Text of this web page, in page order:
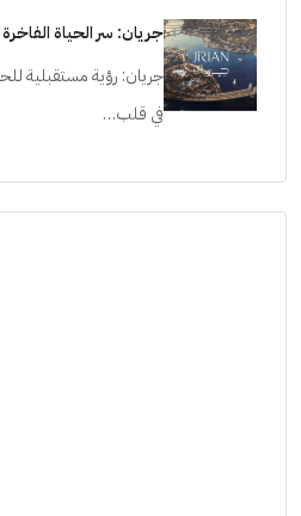
جريان: سر الحياة
جريان: رؤية مستقبلية
في قلب…